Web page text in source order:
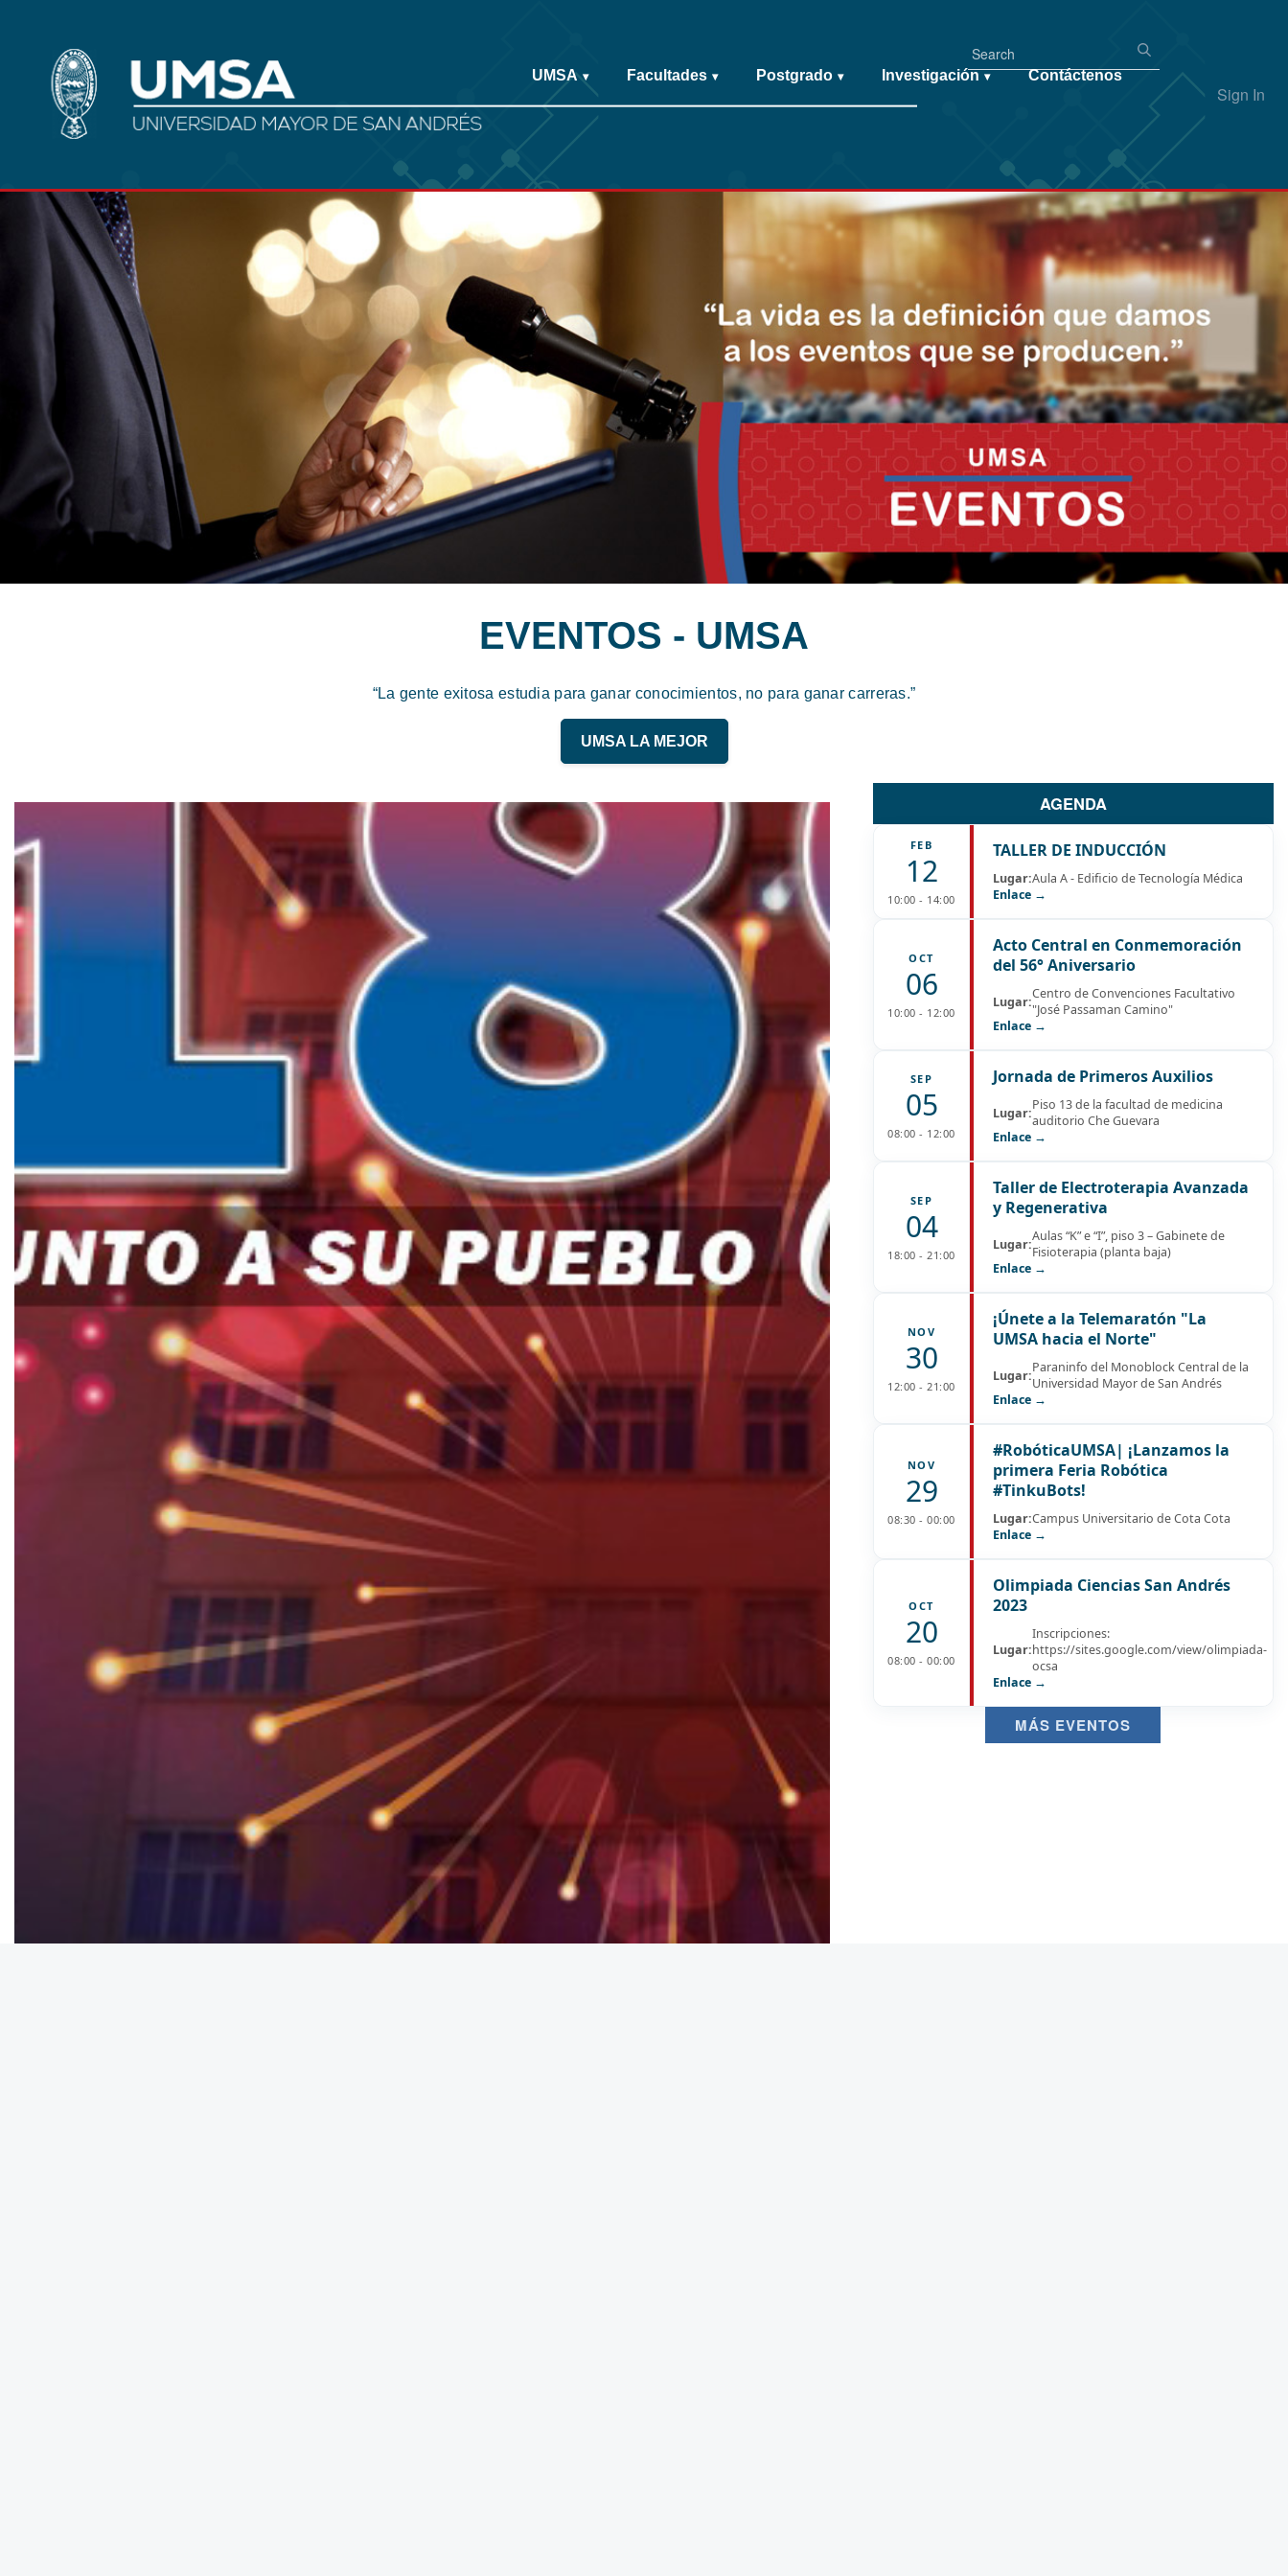
Sign In
UMSA ▾ Facultades ▾ Postgrado ▾ Investigación ▾ Contáctenos
EVENTOS - UMSA
“La gente exitosa estudia para ganar conocimientos, no para ganar carreras.”
UMSA LA MEJOR
AGENDA
FEB
12
10:00 - 14:00
TALLER DE INDUCCIÓN
Lugar:Aula A - Edificio de Tecnología Médica
Enlace →
OCT
06
10:00 - 12:00
Acto Central en Conmemoración
del 56° Aniversario
Lugar:Centro de Convenciones Facultativo
"José Passaman Camino"
Enlace →
SEP
05
08:00 - 12:00
Jornada de Primeros Auxilios
Lugar:Piso 13 de la facultad de medicina
auditorio Che Guevara
Enlace →
SEP
04
18:00 - 21:00
Taller de Electroterapia Avanzada
y Regenerativa
Lugar:Aulas “K” e “I”, piso 3 – Gabinete de
Fisioterapia (planta baja)
Enlace →
NOV
30
12:00 - 21:00
¡Únete a la Telemaratón "La
UMSA hacia el Norte"
Lugar:Paraninfo del Monoblock Central de la
Universidad Mayor de San Andrés
Enlace →
NOV
29
08:30 - 00:00
#RobóticaUMSA| ¡Lanzamos la
primera Feria Robótica
#TinkuBots!
Lugar:Campus Universitario de Cota Cota
Enlace →
OCT
20
08:00 - 00:00
Olimpiada Ciencias San Andrés
2023
Lugar:
Inscripciones:
https://sites.google.com/view/olimpiada-
ocsa
Enlace →
MÁS EVENTOS